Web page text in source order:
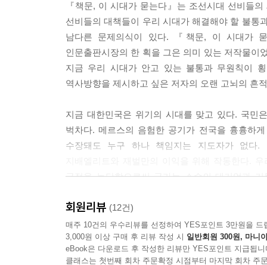
---「1장 ‘책문 속으로’」중에서
세상에 완전한 재능을 갖춘 사람은 없지만, 적합
없으니 일을 잘 처리하는 사람이 유능한 사람입니
하지만 결점만 지적하고 허물만 적발한다면, 현
수 없다고 할 수 있겠습니까?
군주는 마음을 크게 가져야 하는 까닭을 생각하
몸에 예속되지 말아야 합니다. 쉬울 때 어려움을
모든 일이 이와 같은 참된 마음에서 나와야만 행
전하께서 만약 말단으로 기강과 법도를 삼고 도
에서 물을 찾고 물에서 나무를 찾는 것과 같아, 끝
『책문, 이 시대가 묻는다』는 조선시대 선비들
선비들의 대책들이 우리 시대가 해결해야 할 불통
남다른 문제의식이 있다. 『책문, 이 시대가
인문출판시장의 한 획을 그은 의미 있는 저작물이
지금 우리 시대가 안고 있는 불통과 무원칙이
역사방향을 제시하고 싶은 저자의 오랜 고뇌의 흔
지금 대한민국은 위기의 시대를 맞고 있다. 국민
벅차다. 메르스의 음험한 공기가 전국을 흉흉하
수장돼도 누구 하나 책임지는 지도자가 없다.
국정을 농단함으로써 국가는 소수의 대기업과
후안무치를 되풀이한다. 권력을 유지하고 물려주
하지 않는다. 술이 익어서 부글부글 끓는 데도 거
그렇다면 우리 시대에 ‘책문의 정신’은 어떤 의
회원리뷰 (12건)
매주 10건의 우수리뷰를 선정하여 YES포인트 3만원을 드
3,000원 이상 구매 후 리뷰 작성 시 일반회원 300원, 마니
eBook은 다운로드 후 작성한 리뷰만 YES포인트 지급됩니
클래스는 첫번째 회차 주문확정 시점부터 마지막 회차 주